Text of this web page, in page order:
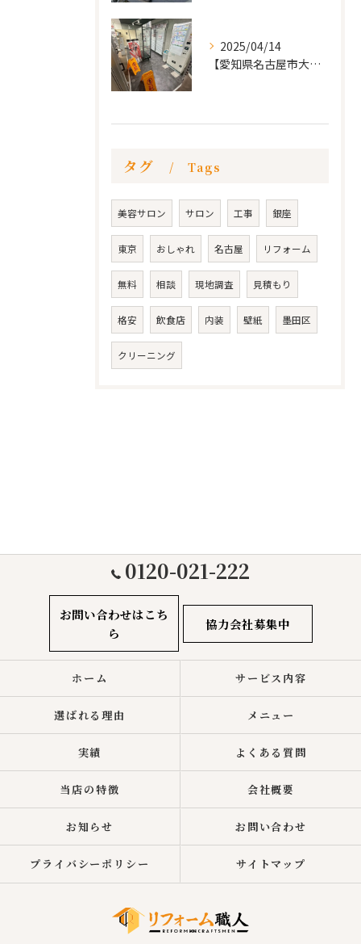
2025/04/14
【愛知県名古屋市大須 カードショップ屋のリノベーション
タグ Tags
美容サロン サロン 工事 銀座
東京 おしゃれ 名古屋 リフォーム
無料 相談 現地調査 見積もり
格安 飲食店 内装 壁紙 墨田区
クリーニング
0120-021-222
お問い合わせはこち
ら
協力会社募集中
ホーム サービス内容
選ばれる理由 メニュー
実績 よくある質問
当店の特徴 会社概要
お知らせ お問い合わせ
プライバシーポリシー サイトマップ